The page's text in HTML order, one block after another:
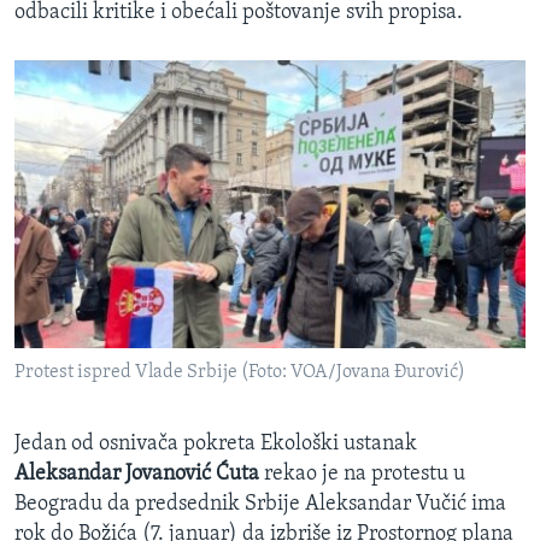
odbacili kritike i obećali poštovanje svih propisa.
Protest ispred Vlade Srbije (Foto: VOA/Jovana Đurović)
Jedan od osnivača pokreta Ekološki ustanak
Aleksandar Jovanović Ćuta rekao je na protestu u
Beogradu da predsednik Srbije Aleksandar Vučić ima
rok do Božića (7. januar) da izbriše iz Prostornog plana